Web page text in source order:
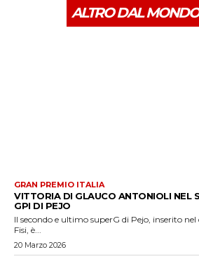
ALTRO DAL
GRAN PREMIO ITALIA
VITTORIA DI GLAUCO ANTONIOLI NEL
GPI DI PEJO
Il secondo e ultimo superG di Pejo, inserito
Fisi, è...
20 Marzo 2026